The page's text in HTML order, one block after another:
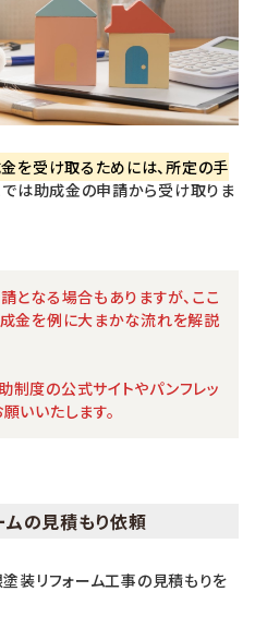
を受け取るためには、所定の手
では助成金の申請から受け取りま
なる場合もありますが、ここ
成金を例に大まかな流れを解説
度の公式サイトやパンフレッ
いいたします。
の見積もり依頼
装リフォーム工事の見積もりを